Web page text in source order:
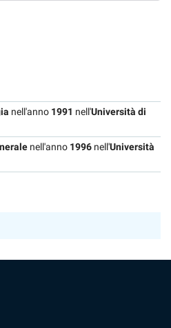
nell'anno 1991 nell'Università di
nell'anno 1996 nell'Università